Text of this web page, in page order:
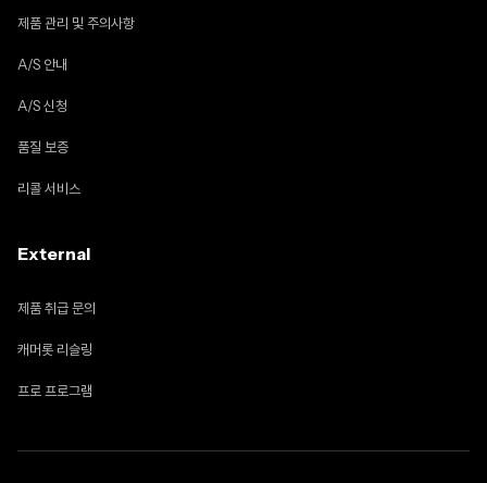
제품 관리 및 주의사항
A/S 안내
A/S 신청
품질 보증
리콜 서비스
External
제품 취급 문의
캐머롯 리슬링
프로 프로그램